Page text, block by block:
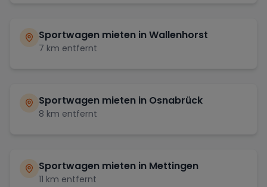
Sportwagen mieten inWallenhorst
7 km entfernt
Sportwagen mieten in Osnabrück
8 km entfernt
Sportwagen mieten in Mettingen
11 km entfernt